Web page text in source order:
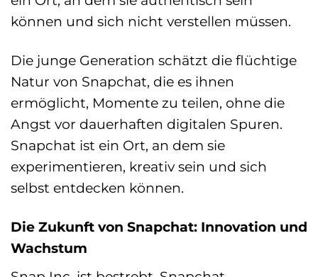
können und sich nicht verstellen müssen.
Die junge Generation schätzt die flüchtige
Natur von Snapchat, die es ihnen
ermöglicht, Momente zu teilen, ohne die
Angst vor dauerhaften digitalen Spuren.
Snapchat ist ein Ort, an dem sie
experimentieren, kreativ sein und sich
selbst entdecken können.
Die Zukunft von Snapchat: Innovation und
Wachstum